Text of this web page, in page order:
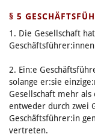
§ 5
1. Die Gesellschaft
2. Ein:e
solange er:sie
Gesellschaft mehr
entweder durch zwei
Geschäftsführer:in
vertreten.